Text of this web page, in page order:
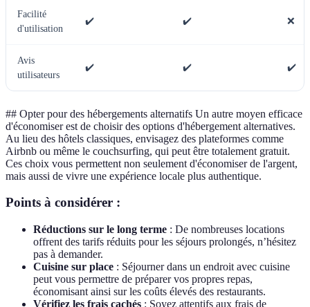
Facilité
d'utilisation
✔️ ✔️ ❌
Avis
utilisateurs
✔️ ✔️ ✔️
## Opter pour des hébergements alternatifs Un autre moyen efficace
d'économiser est de choisir des options d'hébergement alternatives.
Au lieu des hôtels classiques, envisagez des plateformes comme
Airbnb ou même le couchsurfing, qui peut être totalement gratuit.
Ces choix vous permettent non seulement d'économiser de l'argent,
mais aussi de vivre une expérience locale plus authentique.
Points à considérer :
Réductions sur le long terme : De nombreuses locations
offrent des tarifs réduits pour les séjours prolongés, n’hésitez
pas à demander.
Cuisine sur place : Séjourner dans un endroit avec cuisine
peut vous permettre de préparer vos propres repas,
économisant ainsi sur les coûts élevés des restaurants.
Vérifiez les frais cachés : Soyez attentifs aux frais de